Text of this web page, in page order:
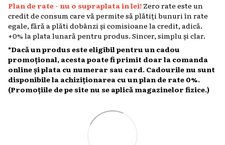
Plan de rate - nu o supraplata in lei! Zero rate este un
credit de consum care vă permite să plătiți bunuri în rate
egale, fără a plăti dobânzi și comisioane la credit, adică.
+0% la plata lunară pentru produs. Sincer, simplu și clar.
*Dacă un produs este eligibil pentru un cadou
promoțional, acesta poate fi primit doar la comanda
online și plata cu numerar sau card. Cadourile nu sunt
disponibile la achiziționarea cu un plan de rate 0%.
(Promoțiile de pe site nu se aplică magazinelor fizice.)